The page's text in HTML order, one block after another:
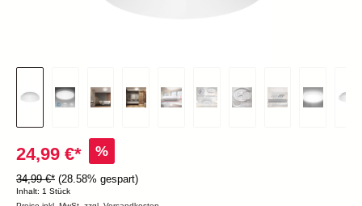
24,99 €* %
34,99 €* (28.58% gespart)
Inhalt: 1 Stück